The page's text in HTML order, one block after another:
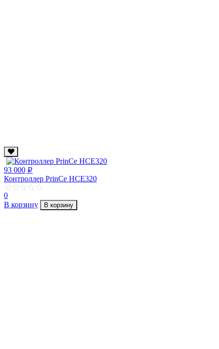
93 000 p
Контроллер PrinCe HCE320
0
В корзину
В корзину